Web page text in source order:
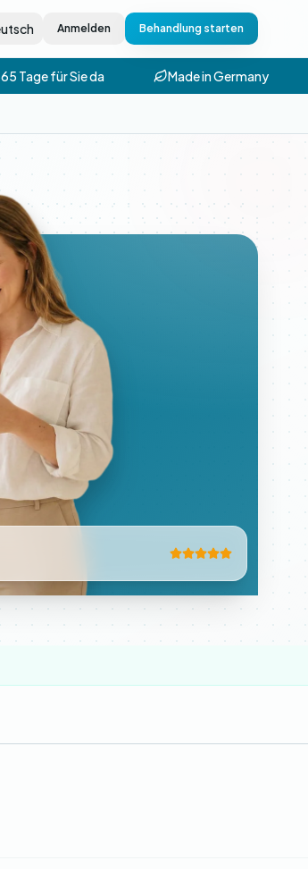
Anmelden Behandlung starten
Tage für Sie da Made in Germany